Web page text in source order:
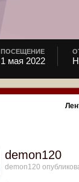
ПОСЕЩЕНИЕ
1 мая 2022
demon120
demon120